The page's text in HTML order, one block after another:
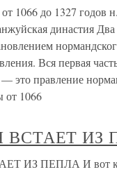
1066 до 1327 годов
династия
Вся первая
— это правление
от 1066
ИЗ
ИЗ ПЕПЛА И вот